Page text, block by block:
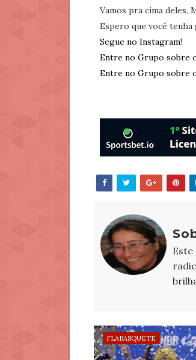
Vamos pra cima deles,
Espero que você
Segue no Instagram!
Entre no Grupo sobre
Entre no Grupo sobre
FLABASQUETE